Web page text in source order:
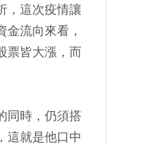
，這次疫情讓
流向來看，
票皆大漲，而
同時，仍須搭
這就是他口中